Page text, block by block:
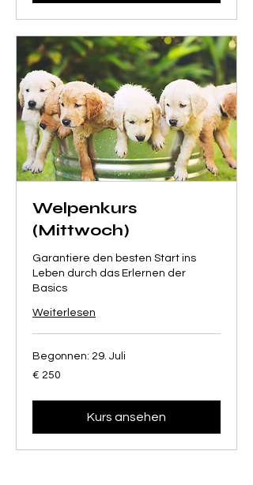
Welpenkurs
(Mittwoch)
Garantiere den besten Start ins
Leben durch das Erlernen der
Basics
Weiterlesen
Begonnen: 29. Juli
250
Euro
€ 250
Kurs ansehen